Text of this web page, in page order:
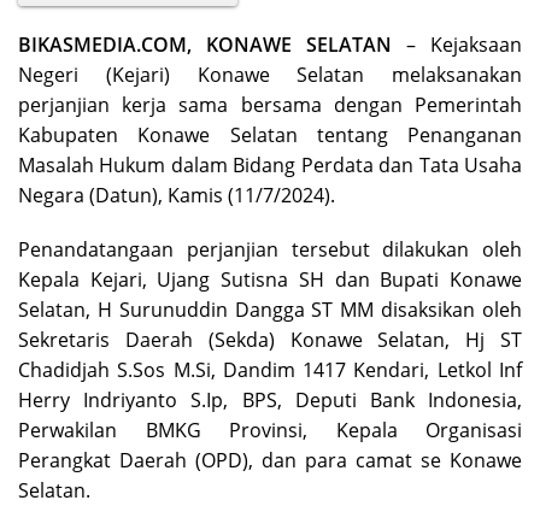
BIKASMEDIA.COM, KONAWE SELATAN – Kejaksaan
Negeri (Kejari) Konawe Selatan melaksanakan
perjanjian kerja sama bersama dengan Pemerintah
Kabupaten Konawe Selatan tentang Penanganan
Masalah Hukum dalam Bidang Perdata dan Tata Usaha
Negara (Datun), Kamis (11/7/2024).
Penandatangaan perjanjian tersebut dilakukan oleh
Kepala Kejari, Ujang Sutisna SH dan Bupati Konawe
Selatan, H Surunuddin Dangga ST MM disaksikan oleh
Sekretaris Daerah (Sekda) Konawe Selatan, Hj ST
Chadidjah S.Sos M.Si, Dandim 1417 Kendari, Letkol Inf
Herry Indriyanto S.Ip, BPS, Deputi Bank Indonesia,
Perwakilan BMKG Provinsi, Kepala Organisasi
Perangkat Daerah (OPD), dan para camat se Konawe
Selatan.